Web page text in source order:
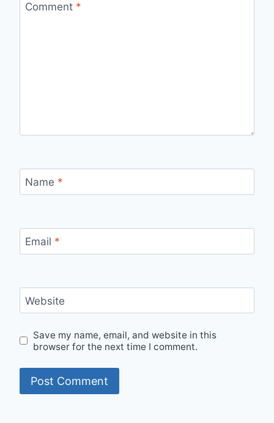
Comment *
Name *
Email *
Website
Save my name, email, and website in this
browser for the next time I comment.